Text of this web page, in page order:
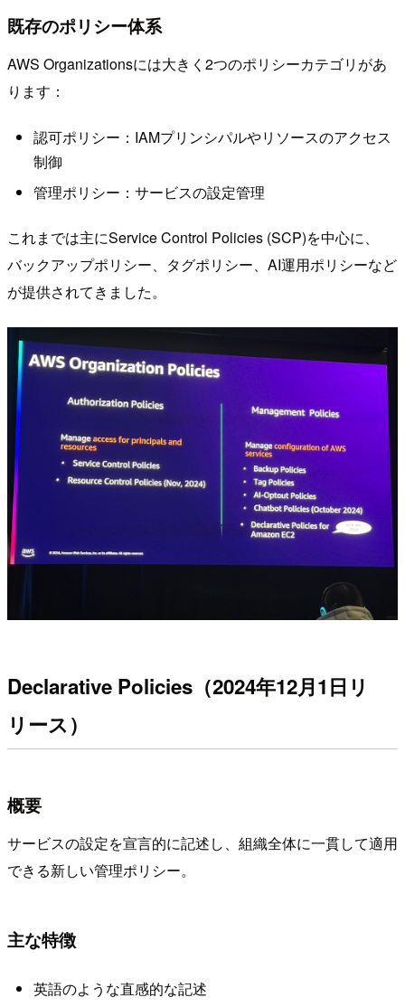
既存のポリシー体系
AWS Organizationsには大きく2つのポリシーカテゴリがあ
ります：
認可ポリシー：IAMプリンシパルやリソースのアクセス
制御
管理ポリシー：サービスの設定管理
これまでは主にService Control Policies (SCP)を中心に、
バックアップポリシー、タグポリシー、AI運用ポリシーなど
が提供されてきました。
Declarative Policies（2024年12月1日リ
リース）
概要
サービスの設定を宣言的に記述し、組織全体に一貫して適用
できる新しい管理ポリシー。
主な特徴
英語のような直感的な記述